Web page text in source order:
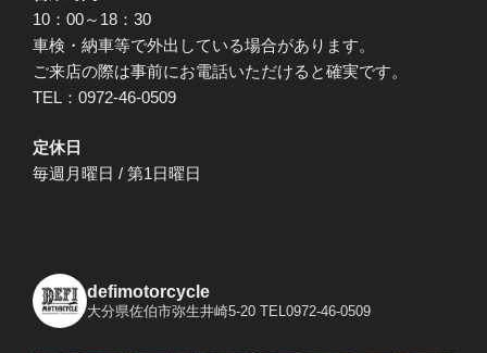
10：00～18：30
車検・納車等で外出している場合があります。
ご来店の際は事前にお電話いただけると確実です。
TEL：0972-46-0509
定休日
毎週月曜日 / 第1日曜日
defimotorcycle
大分県佐伯市弥生井崎5-20 TEL0972-46-0509